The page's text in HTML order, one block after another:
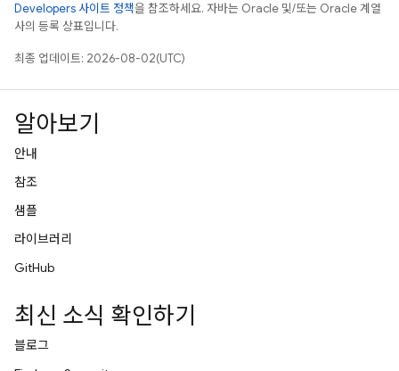
Developers 사이트 정책을 참조하세요. 자바는 Oracle 및/또는 Oracle 계열
사의 등록 상표입니다.
최종 업데이트: 2026-08-02(UTC)
알아보기
안내
참조
샘플
라이브러리
GitHub
최신 소식 확인하기
블로그